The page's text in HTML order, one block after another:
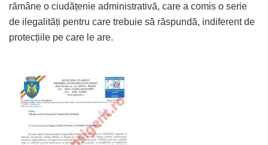
rămâne o ciudățenie administrativă, care a comis o serie
de ilegalități pentru care trebuie să răspundă, indiferent de
protecțiile pe care le are.